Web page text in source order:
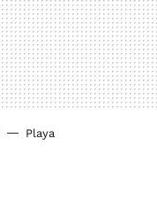
Playa